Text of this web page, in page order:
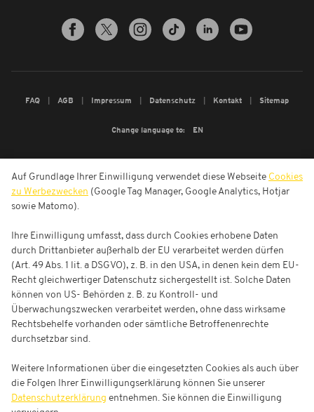
FAQ AGB Impressum Datenschutz Kontakt Sitemap
Change language to: EN
Auf Grundlage Ihrer Einwilligung verwendet diese Webseite Cookies
zu Werbezwecken (Google Tag Manager, Google Analytics, Hotjar
sowie Matomo).
Ihre Einwilligung umfasst, dass durch Cookies erhobene Daten
durch Drittanbieter außerhalb der EU verarbeitet werden dürfen
(Art. 49 Abs. 1 lit. a DSGVO), z. B. in den USA, in denen kein dem EU-
Recht gleichwertiger Datenschutz sichergestellt ist. Solche Daten
können von US- Behörden z. B. zu Kontroll- und
Überwachungszwecken verarbeitet werden, ohne dass wirksame
Rechtsbehelfe vorhanden oder sämtliche Betroffenenrechte
durchsetzbar sind.
Weitere Informationen über die eingesetzten Cookies als auch über
die Folgen Ihrer Einwilligungserklärung können Sie unserer
Datenschutzerklärung entnehmen. Sie können die Einwilligung